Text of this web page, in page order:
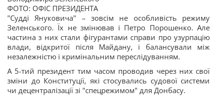
ФОТО: ОФІС ПРЕЗИДЕНТА
"Судді Януковича" – зовсім не особливість режиму
Зеленського. Їх не змінював і Петро Порошенко. Але
частина з них стали фігурантами справи про узурпацію
влади, відкритої після Майдану, і балансували між
незалежністю і кримінальним переслідуванням.
А 5-тий президент тим часом проводив через них свої
зміни до Конституції, які стосувались судової системи
чи децентралізації зі "спецрежимом" для Донбасу.